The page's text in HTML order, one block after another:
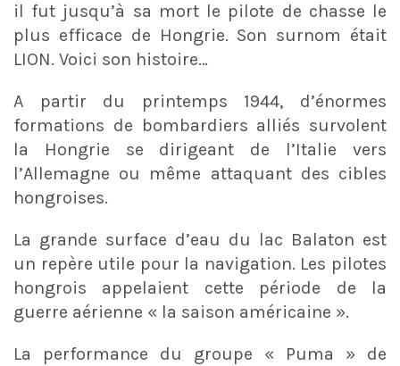
il fut jusqu’à sa mort le pilote de chasse le
plus efficace de Hongrie. Son surnom était
LION. Voici son histoire…
A partir du printemps 1944, d’énormes
formations de bombardiers alliés survolent
la Hongrie se dirigeant de l’Italie vers
l’Allemagne ou même attaquant des cibles
hongroises.
La grande surface d’eau du lac Balaton est
un repère utile pour la navigation. Les pilotes
hongrois appelaient cette période de la
guerre aérienne « la saison américaine ».
La performance du groupe « Puma » de